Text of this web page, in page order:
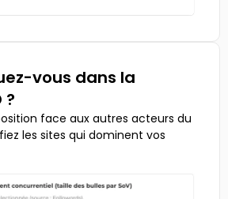
vous dans la
?
face aux autres acteurs du
les sites qui dominent vos